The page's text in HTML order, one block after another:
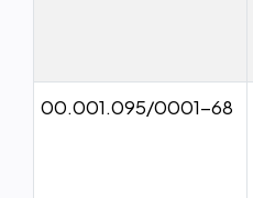
00.001.095/0001-68